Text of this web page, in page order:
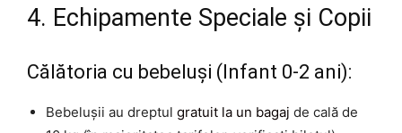
4. Echipamente Speciale și Copii
Călătoria cu bebeluși (Infant 0-2 ani):
Bebelușii au dreptul gratuit la un bagaj de cală de